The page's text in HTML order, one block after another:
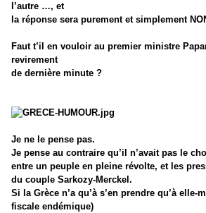
l’autre …, et
la réponse sera purement et simplement
Faut t’il en vouloir au premier ministre
revirement
de dernière minute ?
Je ne le pense pas.
Je pense au contraire qu’il n’avait pas le
entre un peuple en pleine révolte, et les
du couple Sarkozy-Merckel.
Si la Grèce n’a qu’à s’en prendre qu’à elle-
fiscale endémique)